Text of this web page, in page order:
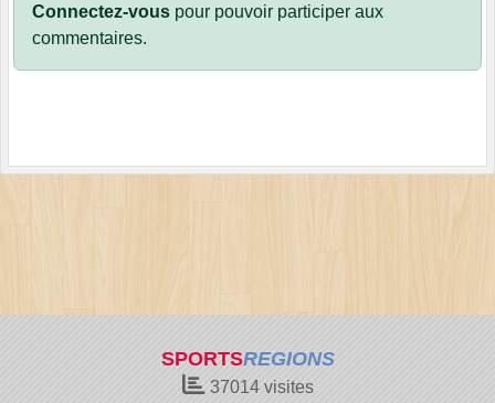
Connectez-vous pour pouvoir participer aux
commentaires.
SPORTSREGIONS
37014visites